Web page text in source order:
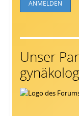
Unser